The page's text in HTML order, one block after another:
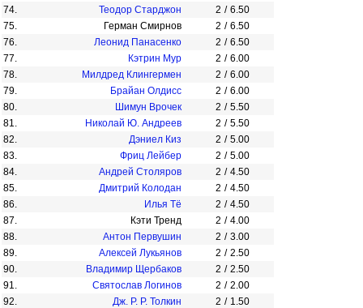
74.
Теодор Старджон 2 / 6.50
75.
Герман Смирнов 2 / 6.50
76.
Леонид Панасенко 2 / 6.50
77.
Кэтрин Мур 2 / 6.00
78.
Милдред Клингермен 2 / 6.00
79.
Брайан Олдисс 2 / 6.00
80.
Шимун Врочек 2 / 5.50
81.
Николай Ю. Андреев 2 / 5.50
82.
Дэниел Киз 2 / 5.00
83.
Фриц Лейбер 2 / 5.00
84.
Андрей Столяров 2 / 4.50
85.
Дмитрий Колодан 2 / 4.50
86.
Илья Тё 2 / 4.50
87.
Кэти Тренд 2 / 4.00
88.
Антон Первушин 2 / 3.00
89.
Алексей Лукьянов 2 / 2.50
90.
Владимир Щербаков 2 / 2.50
91.
Святослав Логинов 2 / 2.00
92.
Дж. Р. Р. Толкин 2 / 1.50